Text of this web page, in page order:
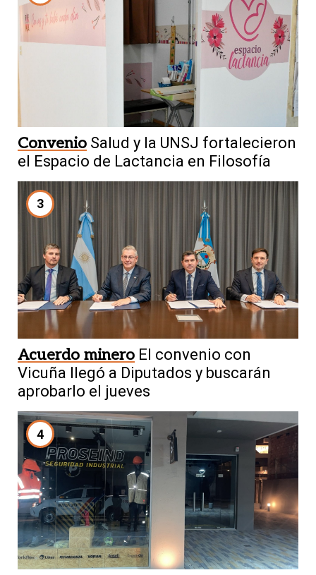
Convenio Salud y la UNSJ fortalecieron
el Espacio de Lactancia en Filosofía
3
Acuerdo minero El convenio con
Vicuña llegó a Diputados y buscarán
aprobarlo el jueves
4